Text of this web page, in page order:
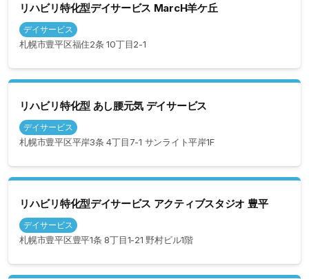
リハビリ特化型デイサービス MarcH羊ケ丘
デイサービス
札幌市豊平区福住2条 10丁目2-1
リハビリ特化型 あし腰元気 デイサービス
デイサービス
札幌市豊平区平岸3条 4丁目7-1 サンライト平岸1F
リハビリ特化型デイサービス アクティブスタジオ 豊平
デイサービス
札幌市豊平区豊平1条 8丁目1-21 野村ビル1階